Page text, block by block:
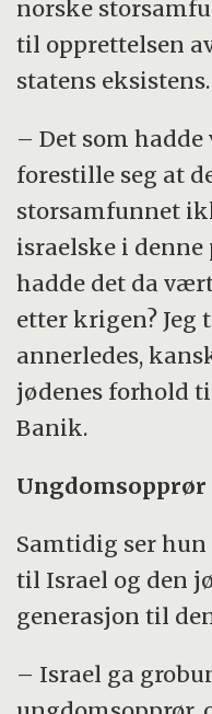
norske
til opprettelsen
statens eksistens.
– Det som
forestille seg at
storsamfunnet
israelske i denne
hadde det da
etter krigen?
annerledes,
jødenes forhold
Banik.
Ungdomsopprør
Samtidig ser
til Israel og den
generasjon til
– Israel ga